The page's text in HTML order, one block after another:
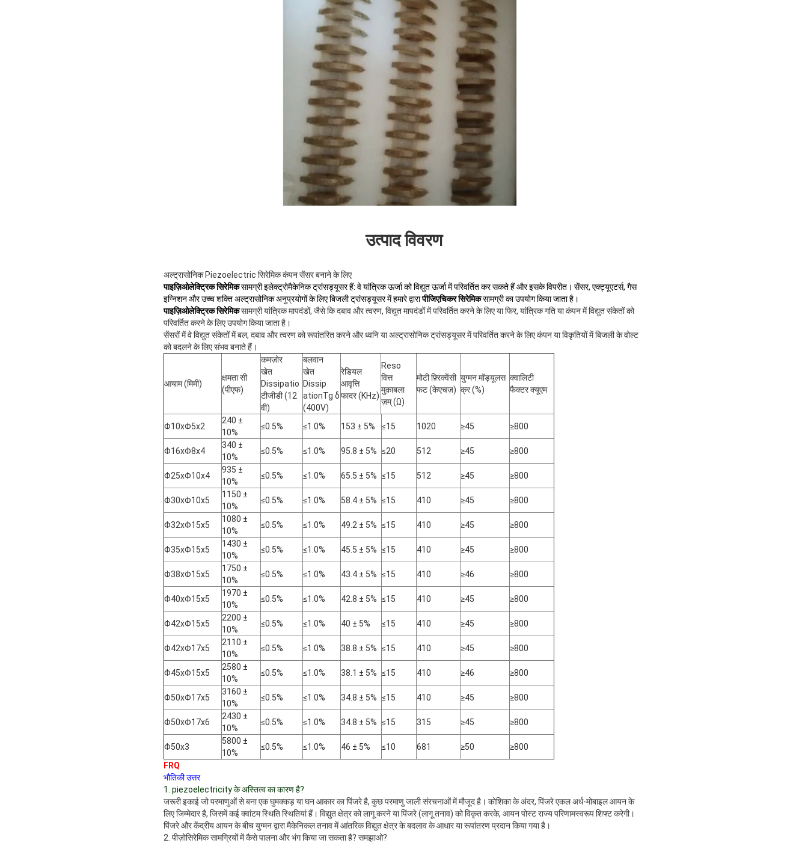
उत्पाद विवरण
अल्ट्रासोनिक Piezoelectric सिरेमिक कंपन सेंसर बनाने के लिए
पाइज़िओलेक्ट्रिक सिरेमिकसामग्री इलेक्ट्रोमैकेनिक ट्रांसड्यूसर हैं: वे यांत्रिक ऊर्जा को विद्युत ऊर्जा में परिवर्तित कर सकते हैं और इसके विपरीत। सेंसर, एक्ट्यूएटर्स, गैस
इग्निशन और उच्च शक्ति अल्ट्रासोनिक अनुप्रयोगों के लिए बिजली ट्रांसड्यूसर में हमारे द्वारापीजिएचिकर सिरेमिकसामग्री का उपयोग किया जाता है।
पाइज़िओलेक्ट्रिक सिरेमिकसामग्री यांत्रिक मापदंडों, जैसे कि दबाव और त्वरण, विद्युत मापदंडों में परिवर्तित करने के लिए या फिर, यांत्रिक गति या कंपन में विद्युत संकेतों को
परिवर्तित करने के लिए उपयोग किया जाता है।
सेंसरों में वे विद्युत संकेतों में बल, दबाव और त्वरण को रूपांतरित करने और ध्वनि या अल्ट्रासोनिक ट्रांसड्यूसर में परिवर्तित करने के लिए कंपन या विकृतियों में बिजली के वोल्ट
को बदलने के लिए संभव बनाते हैं।
आयाम (मिमी)
क्षमता सी
(पीएफ)
कमज़ोर
खेत
Dissipatio
टीजीडी (12
वी)
बलवान
खेत
Dissip
ationTg δ
(400V)
रेडियल
आवृत्ति
फादर (KHz)
Reso
वित्त
मुक़ाबला
ज़म् (Ω)
मोटी फ़्रिक्वेंसी
फट (केएचज़)
युग्मन मॉड्यूलस
क्र (%)
क्वालिटी
फैक्टर क्यूएम
Φ10xΦ5x2
240 ±
10%
≤0.5% ≤1.0% 153 ± 5% ≤15 1020 ≥45 ≥800
Φ16xΦ8x4
340 ±
10%
≤0.5% ≤1.0% 95.8 ± 5% ≤20 512 ≥45 ≥800
Φ25xΦ10x4
935 ±
10%
≤0.5% ≤1.0% 65.5 ± 5% ≤15 512 ≥45 ≥800
Φ30xΦ10x5
1150 ±
10%
≤0.5% ≤1.0% 58.4 ± 5% ≤15 410 ≥45 ≥800
Φ32xΦ15x5
1080 ±
10%
≤0.5% ≤1.0% 49.2 ± 5% ≤15 410 ≥45 ≥800
Φ35xΦ15x5
1430 ±
10%
≤0.5% ≤1.0% 45.5 ± 5% ≤15 410 ≥45 ≥800
Φ38xΦ15x5
1750 ±
10%
≤0.5% ≤1.0% 43.4 ± 5% ≤15 410 ≥46 ≥800
Φ40xΦ15x5
1970 ±
10%
≤0.5% ≤1.0% 42.8 ± 5% ≤15 410 ≥45 ≥800
Φ42xΦ15x5
2200 ±
10%
≤0.5% ≤1.0% 40 ± 5% ≤15 410 ≥45 ≥800
Φ42xΦ17x5
2110 ±
10%
≤0.5% ≤1.0% 38.8 ± 5% ≤15 410 ≥45 ≥800
Φ45xΦ15x5
2580 ±
10%
≤0.5% ≤1.0% 38.1 ± 5% ≤15 410 ≥46 ≥800
Φ50xΦ17x5
3160 ±
10%
≤0.5% ≤1.0% 34.8 ± 5% ≤15 410 ≥45 ≥800
Φ50xΦ17x6
2430 ±
10%
≤0.5% ≤1.0% 34.8 ± 5% ≤15 315 ≥45 ≥800
Φ50x3
5800 ±
10%
≤0.5% ≤1.0% 46 ± 5% ≤10 681 ≥50
≥800
FRQ
भौतिकी उत्तर
1. piezoelectricity के अस्तित्व का कारण है?
जरूरी इकाई जो परमाणुओं से बना एक घुमक्कड़ या घन आकार का पिंजरे है, कुछ परमाणु जाली संरचनाओं में मौजूद है। कोशिका के अंदर, पिंजरे एकल अर्ध-मोबाइल आयन के
लिए जिम्मेदार है, जिसमें कई क्वांटम स्थिति स्थितियां हैं। विद्युत क्षेत्र को लागू करने या पिंजरे (लागू तनाव) को विकृत करके, आयन पोस्ट राज्य परिणामस्वरूप शिफ्ट करेगी।
पिंजरे और केंद्रीय आयन के बीच युग्मन द्वारा मैकेनिकल तनाव में आंतरिक विद्युत क्षेत्र के बदलाव के आधार या रूपांतरण प्रदान किया गया है।
2. पीज़ोसिरेमिक सामग्रियों में कैसे पालना और भंग किया जा सकता है? समझाओ?